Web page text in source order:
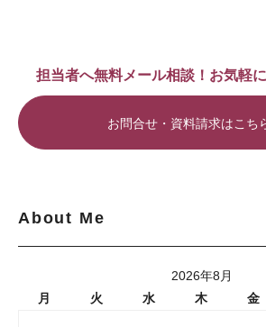
担当者へ無料メール相談！お気軽
お問合せ・資料請求はこち
About Me
2026年8月
月
火 水 木 金